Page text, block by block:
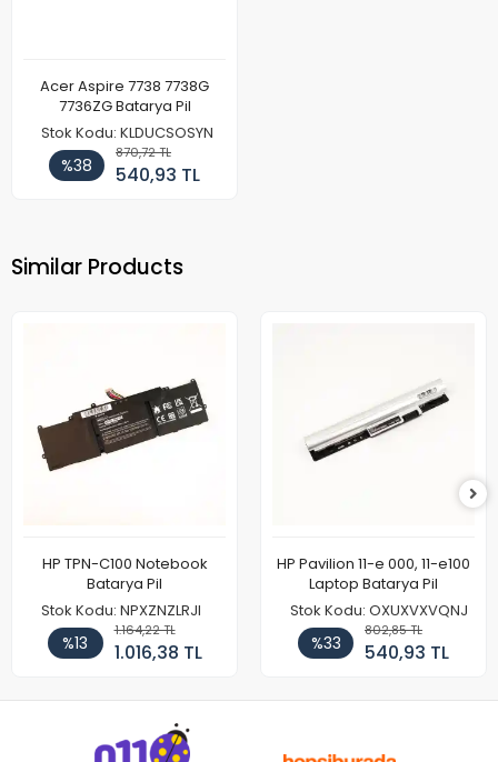
Acer Aspire 7738 7738G
7736ZG Batarya Pil
Stok Kodu: KLDUCSOSYN
%38
870,72 TL
540,93 TL
Similar Products
HP TPN-C100 Notebook
Batarya Pil
Stok Kodu: NPXZNZLRJI
%13
1.164,22 TL
1.016,38 TL
HP Pavilion 11-e 000, 11-e100
Laptop Batarya Pil
Stok Kodu: OXUXVXVQNJ
%33
802,85 TL
540,93 TL